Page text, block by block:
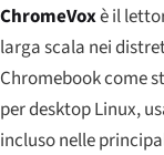
ChromeVoxè il
larga scala nei
Chromebook come
per desktop Linux,
incluso nelle